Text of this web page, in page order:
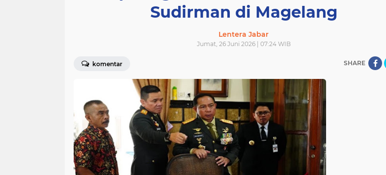
Sudirman di Magelang
Lentera Jabar
Jumat, 26 Juni 2026 | 07:24 WIB
komentar SHARE